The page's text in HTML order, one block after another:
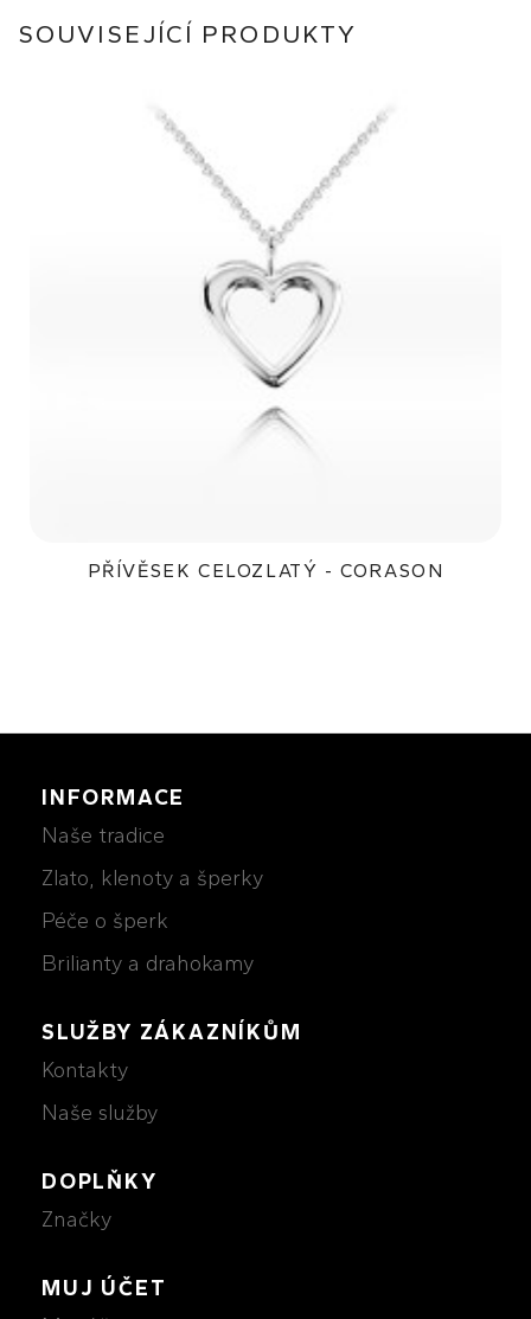
SOUVISEJÍCÍ PRODUKTY
PŘÍVĚSEK CELOZLATÝ - CORASON
INFORMACE
Naše tradice
Zlato, klenoty a šperky
Péče o šperk
Brilianty a drahokamy
SLUŽBY ZÁKAZNÍKŮM
Kontakty
Naše služby
DOPLŇKY
Značky
MUJ ÚČET